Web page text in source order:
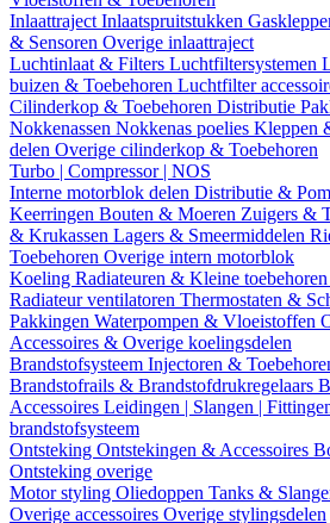
Inlaattraject Inlaatspruitstukken
& Sensoren Overige inlaattraject
Luchtinlaat & Filters Luchtfiltersystemen
buizen & Toebehoren Luchtfilter
Cilinderkop & Toebehoren Distributie
Nokkenassen Nokkenas poelies Kleppen
delen Overige cilinderkop & Toebehoren
Turbo | Compressor | NOS
Interne motorblok delen Distributie &
Keerringen Bouten & Moeren Zuigers &
& Krukassen Lagers & Smeermiddelen
Toebehoren Overige intern motorblok
Koeling Radiateuren & Kleine toebehoren
Radiateur ventilatoren Thermostaten &
Pakkingen Waterpompen & Vloeistoffen
Accessoires & Overige koelingsdelen
Brandstofsysteem Injectoren &
Brandstofrails & Brandstofdrukregelaars
Accessoires Leidingen | Slangen |
brandstofsysteem
Ontsteking Ontstekingen & Accessoires
Ontsteking overige
Motor styling Oliedoppen Tanks &
Overige accessoires Overige stylingsdelen